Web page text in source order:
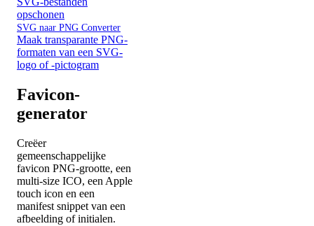
opschonen
SVG naar PNG Converter
Maak transparante PNG-
formaten van een SVG-
logo of -pictogram
Favicon-
generator
Creëer
gemeenschappelijke
favicon PNG-grootte, een
multi-size ICO, een Apple
touch icon en een
manifest snippet van een
afbeelding of initialen.